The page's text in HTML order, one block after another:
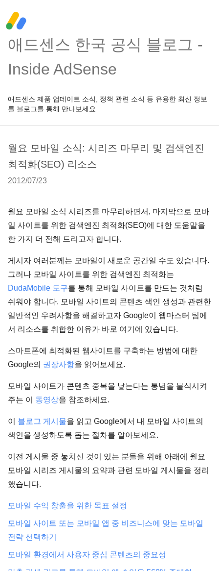
애드센스 한국 공식 블로그 -
Inside AdSense
애드센스 제품 업데이트 소식, 정책 관련 소식 등 유용한 최신 정보
를 블로그를 통해 만나보세요.
월요 모바일 소식: 시리즈 마무리 및 검색엔진
최적화(SEO) 리소스
2012/07/23
월요 모바일 소식 시리즈를 마무리하면서, 마지막으로 모바
일 사이트를 위한 검색엔진 최적화(SEO)에 대한 도움말을
한 가지 더 전해 드리고자 합니다.
게시자 여러분께는 모바일이 새로운 공간일 수도 있습니다.
그러나 모바일 사이트를 위한 검색엔진 최적화는
DudaMobile 도구를 통해 모바일 사이트를 만드는 것처럼
쉬워야 합니다. 모바일 사이트의 콘텐츠 색인 생성과 관련한
일반적인 우려사항을 해결하고자 Google이 웹마스터 팀에
서 리소스를 취합한 이유가 바로 여기에 있습니다.
스마트폰에 최적화된 웹사이트를 구축하는 방법에 대한
Google의 권장사항을 읽어보세요.
모바일 사이트가 콘텐츠 중복을 낳는다는 통념을 불식시켜
주는 이 동영상을 참조하세요.
이 블로그 게시물을 읽고 Google에서 내 모바일 사이트의
색인을 생성하도록 돕는 절차를 알아보세요.
이전 게시물 중 놓치신 것이 있는 분들을 위해 아래에 월요
모바일 시리즈 게시물의 요약과 관련 모바일 게시물을 정리
했습니다.
모바일 수익 창출을 위한 목표 설정
모바일 사이트 또는 모바일 앱 중 비즈니스에 맞는 모바일
전략 선택하기
모바일 환경에서 사용자 중심 콘텐츠의 중요성